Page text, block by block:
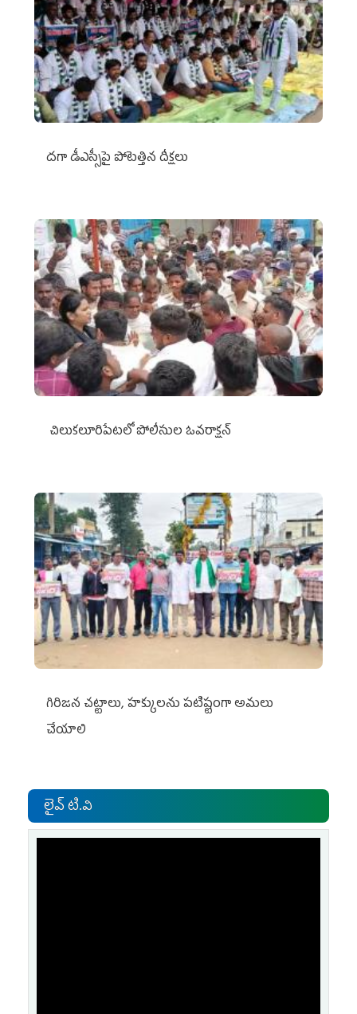
దగా డీఎస్సీపై పోటెత్తిన దీక్షలు
చిలుక‌లూరిపేట‌లో పోలీసుల ఓవ‌రాక్ష‌న్‌
గిరిజన చట్టాలు, హక్కులను పటిష్టంగా అమలు
చేయాలి
లైవ్ టి.వి